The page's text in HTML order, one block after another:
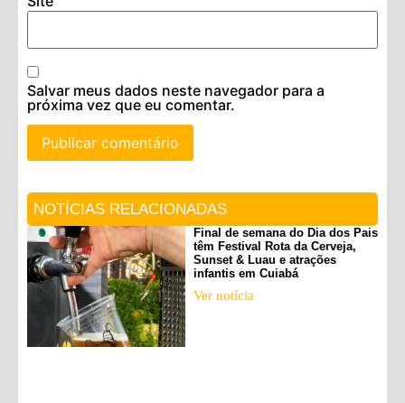
Salvar meus dados neste navegador para a
próxima vez que eu comentar.
NOTÍCIAS RELACIONADAS
Final de semana do Dia dos Pais
têm Festival Rota da Cerveja,
Sunset & Luau e atrações
infantis em Cuiabá
Ver notícia